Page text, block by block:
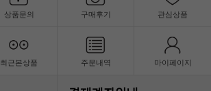
상품문의 구매후기 관심상품
최근본상품 주문내역 마이페이지